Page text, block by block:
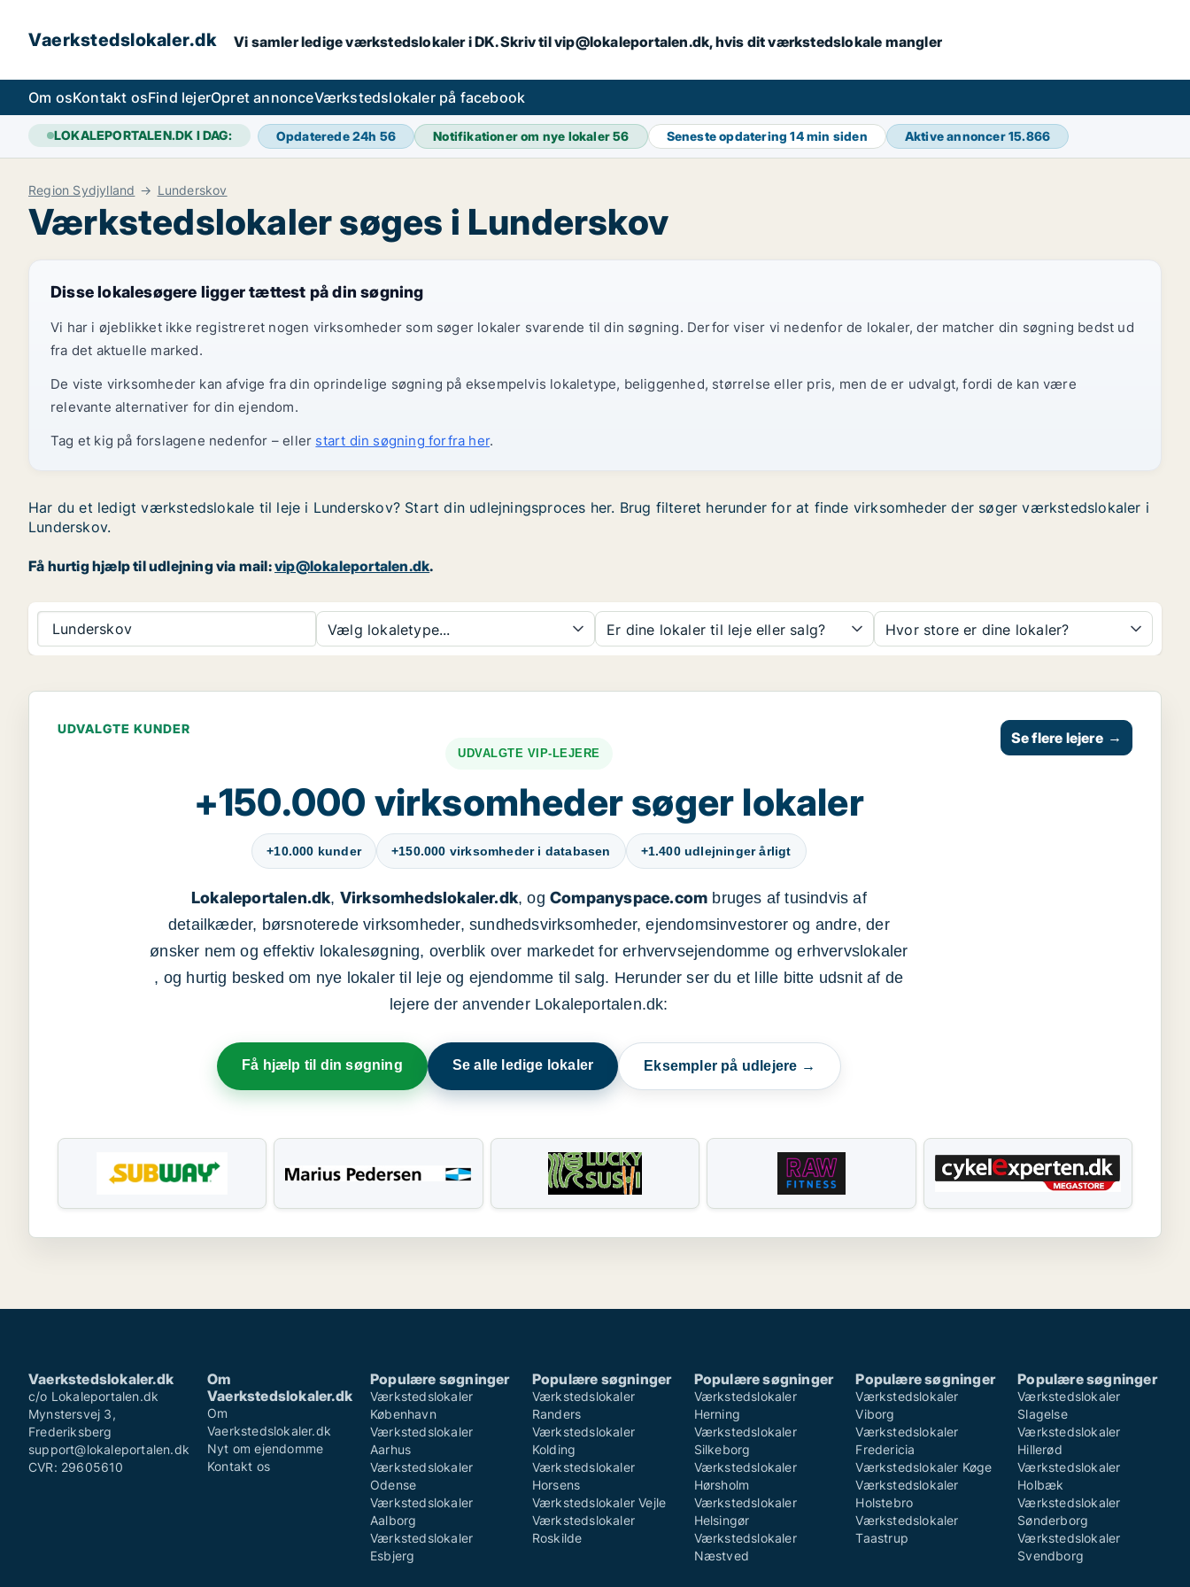
Vaerkstedslokaler.dk Vi samler ledige værkstedslokaler i DK. Skriv til vip@lokaleportalen.dk, hvis dit værkstedslokale mangler
Om osKontakt osFind lejerOpret annonceVærkstedslokaler på facebook
LOKALEPORTALEN.DK I DAG: Opdaterede 24h 56 Notifikationer om nye lokaler56 Seneste opdatering14 min siden Aktive annoncer15.866
Region Sydjylland Lunderskov
Værkstedslokaler søges i Lunderskov
Disse lokalesøgere ligger tættest på din søgning
Vi har i øjeblikket ikke registreret nogen virksomheder som søger lokaler svarende til din søgning. Derfor viser vi nedenfor de lokaler, der matcher din søgning bedst ud
fra det aktuelle marked.
De viste virksomheder kan afvige fra din oprindelige søgning på eksempelvis lokaletype, beliggenhed, størrelse eller pris, men de er udvalgt, fordi de kan være
relevante alternativer for din ejendom.
Tag et kig på forslagene nedenfor – eller start din søgning forfra her.
Har du et ledigt værkstedslokale til leje i Lunderskov? Start din udlejningsproces her. Brug filteret herunder for at finde virksomheder der søger værkstedslokaler i
Lunderskov.
Få hurtig hjælp til udlejning via mail:vip@lokaleportalen.dk.
Lunderskov Vælg lokaletype... Er dine lokaler til leje eller salg? Hvor store er dine lokaler?
UDVALGTE KUNDER
UDVALGTE VIP-LEJERE
+150.000 virksomheder søger lokaler
+10.000 kunder +150.000 virksomheder i databasen +1.400 udlejninger årligt
Lokaleportalen.dk, Virksomhedslokaler.dk, og Companyspace.com bruges af tusindvis af
detailkæder, børsnoterede virksomheder, sundhedsvirksomheder, ejendomsinvestorer og andre, der
ønsker nem og effektiv lokalesøgning, overblik over markedet for erhvervsejendomme og erhvervslokaler
, og hurtig besked om nye lokaler til leje og ejendomme til salg. Herunder ser du et lille bitte udsnit af de
lejere der anvender Lokaleportalen.dk:
Få hjælp til din søgning Se alle ledige lokaler Eksempler på udlejere →
Se flere lejere →
Vaerkstedslokaler.dk
c/o Lokaleportalen.dk
Mynstersvej 3,
Frederiksberg
support@lokaleportalen.dk
CVR: 29605610
Om
Vaerkstedslokaler.dk
Om
Vaerkstedslokaler.dk
Nyt om ejendomme
Kontakt os
Populære søgninger
Værkstedslokaler
København
Værkstedslokaler
Aarhus
Værkstedslokaler
Odense
Værkstedslokaler
Aalborg
Værkstedslokaler
Esbjerg
Populære søgninger
Værkstedslokaler
Randers
Værkstedslokaler
Kolding
Værkstedslokaler
Horsens
Værkstedslokaler Vejle
Værkstedslokaler
Roskilde
Populære søgninger
Værkstedslokaler
Herning
Værkstedslokaler
Silkeborg
Værkstedslokaler
Hørsholm
Værkstedslokaler
Helsingør
Værkstedslokaler
Næstved
Populære søgninger
Værkstedslokaler
Viborg
Værkstedslokaler
Fredericia
Værkstedslokaler Køge
Værkstedslokaler
Holstebro
Værkstedslokaler
Taastrup
Populære søgninger
Værkstedslokaler
Slagelse
Værkstedslokaler
Hillerød
Værkstedslokaler
Holbæk
Værkstedslokaler
Sønderborg
Værkstedslokaler
Svendborg